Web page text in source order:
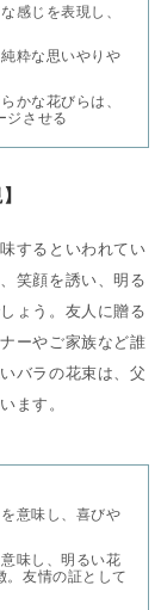
感じを表現し、
粋な思いやりや
かな花びらは、
ジさせる
するといわれてい
笑顔を誘い、明る
ょう。友人に贈る
ーやご家族など誰
バラの花束は、父
ます。
意味し、喜びや
味し、明るい花
。友情の証として